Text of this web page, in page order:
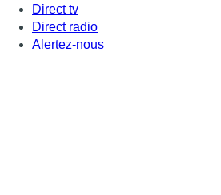
Direct tv
Direct radio
Alertez-nous